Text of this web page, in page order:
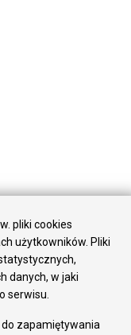
pliki cookies
użytkowników. Pliki
danych, w jaki
serwisu.
zapamiętywania